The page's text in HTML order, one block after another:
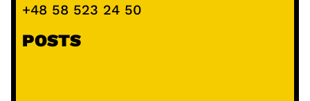
+48 58 523 24 50
POSTS